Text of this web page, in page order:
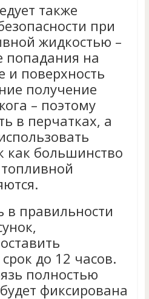
также
при
жидкостью –
попадания на
и поверхность
получение
– поэтому
в перчатках, а
как большинство
правильности
до 12 часов.
полностью
фиксирована